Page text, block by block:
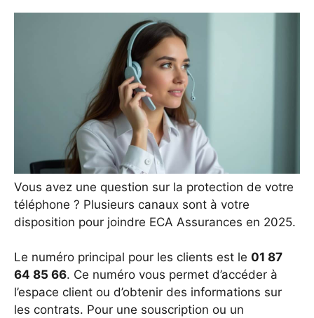
Vous avez une question sur la protection de votre
téléphone ? Plusieurs canaux sont à votre
disposition pour joindre ECA Assurances en 2025.
Le numéro principal pour les clients est le 01 87
64 85 66. Ce numéro vous permet d’accéder à
l’espace client ou d’obtenir des informations sur
les contrats. Pour une souscription ou un